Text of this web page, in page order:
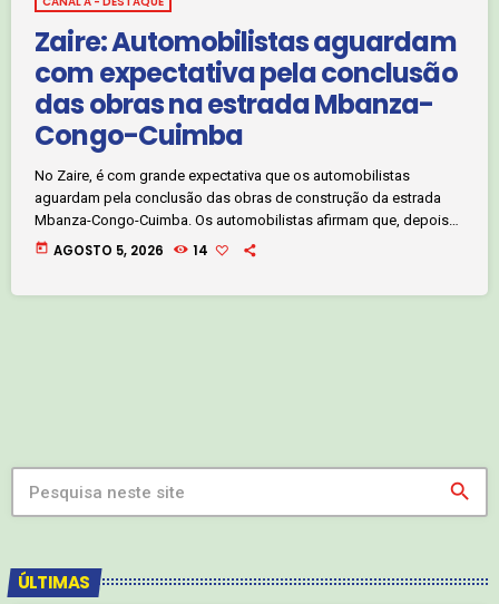
Zaire: Automobilistas aguardam
com expectativa pela conclusão
das obras na estrada Mbanza-
Congo-Cuimba
No Zaire, é com grande expectativa que os automobilistas
aguardam pela conclusão das obras de construção da estrada
Mbanza-Congo-Cuimba. Os automobilistas afirmam que, depois
de concluídas, a estrada vai reduzir o tempo de viagem e
today AGOSTO 5, 2026 14
search
ÚLTIMAS